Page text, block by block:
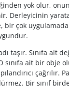
yok olur,
Derleyicinin
bir çok
taşır. Sınıfa ait
ait bir obje
çağrılır.
Bir sınıf